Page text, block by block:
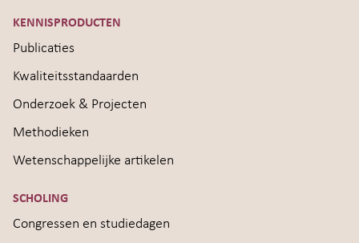
KENNISPRODUCTEN
Publicaties
Kwaliteitsstandaarden
Onderzoek & Projecten
Methodieken
Wetenschappelijke artikelen
SCHOLING
Congressen en studiedagen